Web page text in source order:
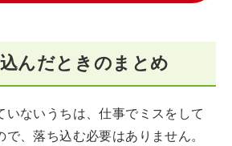
んだときのまとめ
いないうちは、仕事でミスをして
で、落ち込む必要はありません。